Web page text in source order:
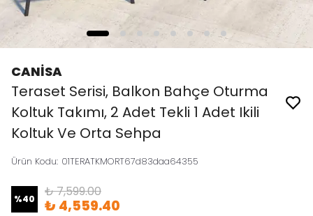
CANİSA
Teraset Serisi, Balkon Bahçe Oturma
Koltuk Takımı, 2 Adet Tekli 1 Adet Ikili
Koltuk Ve Orta Sehpa
Ürün Kodu: 01TERATKMORT67d83daa64355
%40 ₺ 7,599.00
₺ 4,559.40